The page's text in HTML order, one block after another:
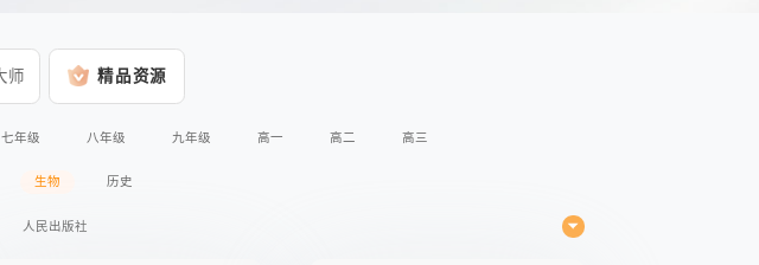
师 精品资源
七年级 八年级 九年级 高一 高二 高三
生物 历史
人民出版社